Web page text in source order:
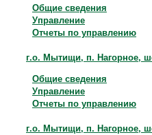
Общие сведения
Управление
Отчеты по управлению
г.о. Мытищи, п. Нагорное,
Общие сведения
Управление
Отчеты по управлению
г.о. Мытищи, п. Нагорное,